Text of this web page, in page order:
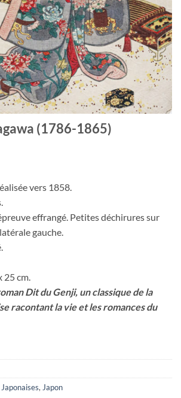
(1786-1865)
vers 1858.
effrangé. Petites déchirures sur
gauche.
25 cm.
Dit du Genji, un classique de la
racontant la vie et les romances du
, Japon